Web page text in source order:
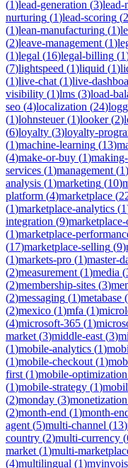
(1)lead-generation (3)lead-
nurturing (1)lead-scoring (2
(1)lean-manufacturing (1)
(2)leave-management (1)
(1)legal (16)legal-billing (1
(7)lightspeed (1)liquid (1)
(1)live-chat (1)live-
visibility (1)lms (3)load-
seo (4)localization (24)
(1)lohnsteuer(1)looker(2)
(6)loyalty (3)loyalty-
(1)machine-learning (13)
(4)make-or-buy (1)
services (1)management (1)
analysis (1)marketing (10)
platform (4)marketplace (
(1)marketplace-analytics (1
integration (9)
(1)marketplace-
(17)marketplace-selling (9)
(1)markets-pro (1)master-
(2)measurement (1)media (
(2)membership-sites (3)
(2)messaging (1)metabase (
(2)mexico (1)mfa (1)
(4)microsoft-365 (1)
market (3)middle-east (3)
(1)mobile-analytics (1)
(1)mobile-checkout (1)
first (1)mobile-optimization
(1)mobile-strategy (1)
(2)monday (3)monetization
(2)month-end (1)month-
agent (5)multi-channel (13)
country (2)multi-currency (
market (1)multi-
(4)multilingual (1)myinvois